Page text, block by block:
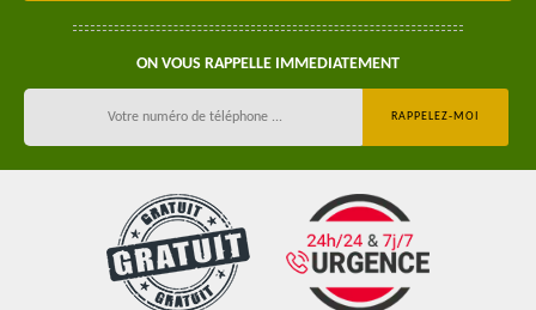
ON VOUS RAPPELLE IMMEDIATEMENT